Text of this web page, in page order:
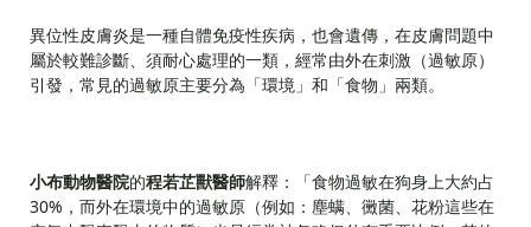
異位性皮膚炎是一種自體免疫性疾病，也會遺傳，在皮膚問題中
屬於較難診斷、須耐心處理的一類，經常由外在刺激（過敏原）
引發，常見的過敏原主要分為「環境」和「食物」兩類。
小布動物醫院的程若芷獸醫師解釋：「食物過敏在狗身上大約占
30%，而外在環境中的過敏原（例如：塵螨、黴菌、花粉這些在